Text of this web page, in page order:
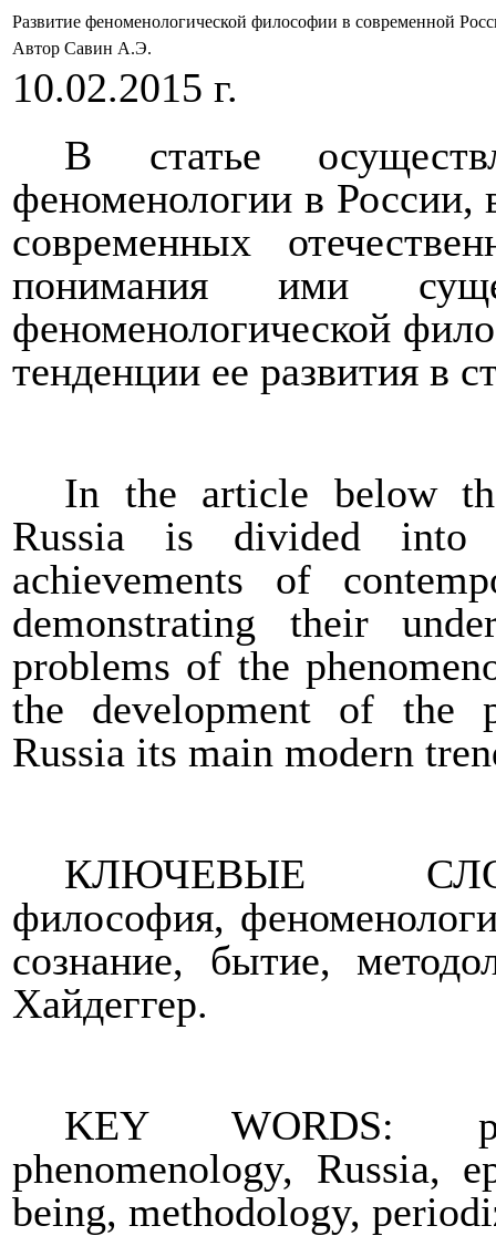
Развитие феноменологической философии в современной
Автор Савин А.Э.
10.02.2015 г.
В статье
феноменологии в
современных
понимания ими
феноменологической
тенденции ее развития в
In the article below
Russia is divided into
achievements of
demonstrating their
problems of the
the development of the
Russia its main modern
КЛЮЧЕВЫЕ
философия,
сознание, бытие,
Хайдеггер.
KEY WORDS:
phenomenology, Russia,
being, methodology,